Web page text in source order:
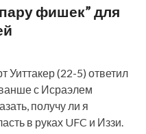
фишек” для
(22-5) ответил
с Исраэлем
получу ли я
в руках UFC и Иззи.